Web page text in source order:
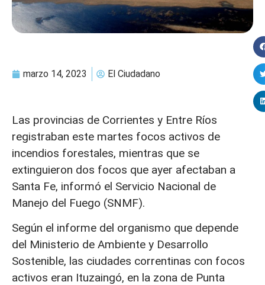
marzo 14, 2023 El Ciudadano
Las provincias de Corrientes y Entre Ríos
registraban este martes focos activos de
incendios forestales, mientras que se
extinguieron dos focos que ayer afectaban a
Santa Fe, informó el Servicio Nacional de
Manejo del Fuego (SNMF).
Según el informe del organismo que depende
del Ministerio de Ambiente y Desarrollo
Sostenible, las ciudades correntinas con focos
activos eran Ituzaingó, en la zona de Punta